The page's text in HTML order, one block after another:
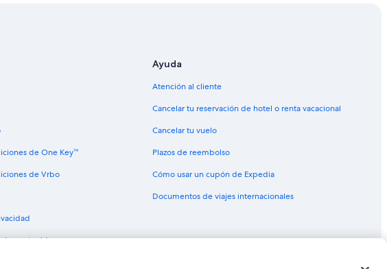
de One Key™
de Vrbo
de contenido
Ayuda
Atención al cliente
Cancelar tu reservación de hotel o renta vacacional
Cancelar tu vuelo
Plazos de reembolso
Cómo usar un cupón de Expedia
Documentos de viajes internacionales